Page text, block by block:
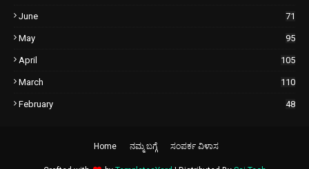
June 71
May 95
April 105
March 110
February 48
Home ನಮ್ಮ ಬಗ್ಗೆ ಸಂಪರ್ಕ ವಿಳಾಸ